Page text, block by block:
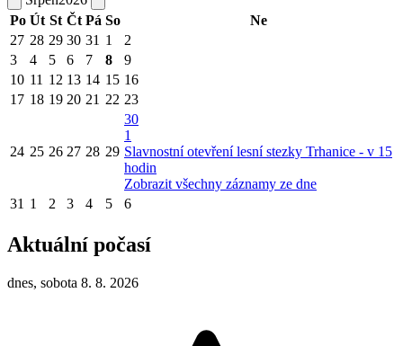
Po Út St Čt Pá So
Ne
27 28 29 30 31 1
2
3
4 5 6 7 8
9
10 11 12 13 14 15 16
17 18 19 20 21 22 23
24 25 26 27 28 29
30
1
Slavnostní otevření lesní stezky Trhanice - v 15
hodin
Zobrazit všechny záznamy ze dne
31 1 2 3 4 5 6
Aktuální počasí
dnes, sobota 8. 8. 2026